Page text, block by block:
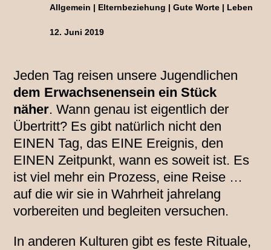
Allgemein | Elternbeziehung | Gute Worte| Leben
12. Juni 2019
Jeden Tag reisen unsere Jugendlichen
dem Erwachsenensein ein Stück
näher. Wann genau ist eigentlich der
Übertritt? Es gibt natürlich nicht den
EINEN Tag, das EINE Ereignis, den
EINEN Zeitpunkt, wann es soweit ist. Es
ist viel mehr ein Prozess, eine Reise …
auf die wir sie in Wahrheit jahrelang
vorbereiten und begleiten versuchen.
In anderen Kulturen gibt es feste Rituale,